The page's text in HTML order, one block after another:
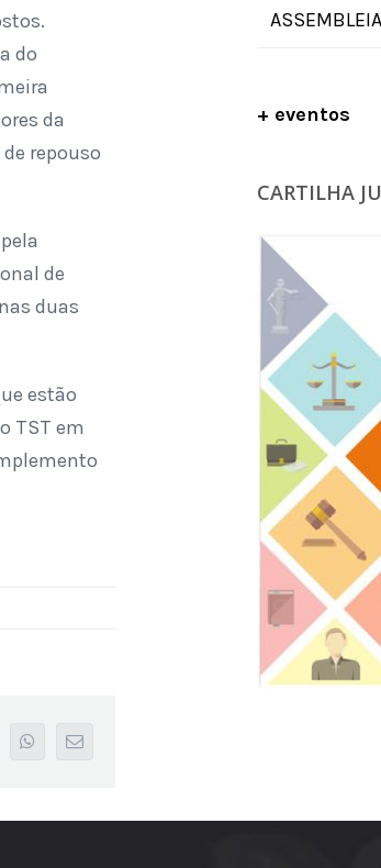
do
da
repouso
de
duas
estão
TST em
whatsappEmail
+ eventos
CARTILHA